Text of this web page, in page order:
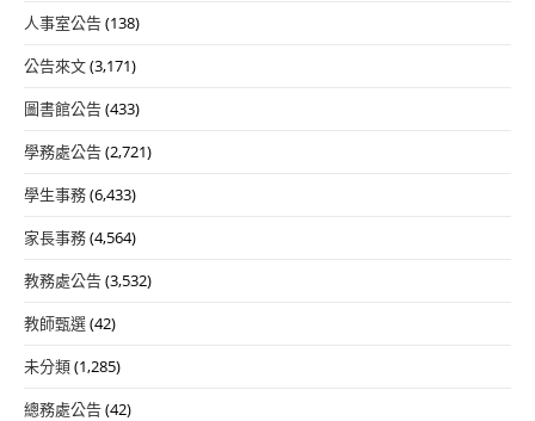
人事室公告(138)
公告來文(3,171)
圖書館公告(433)
學務處公告(2,721)
學生事務(6,433)
家長事務(4,564)
教務處公告(3,532)
教師甄選(42)
未分類(1,285)
總務處公告(42)